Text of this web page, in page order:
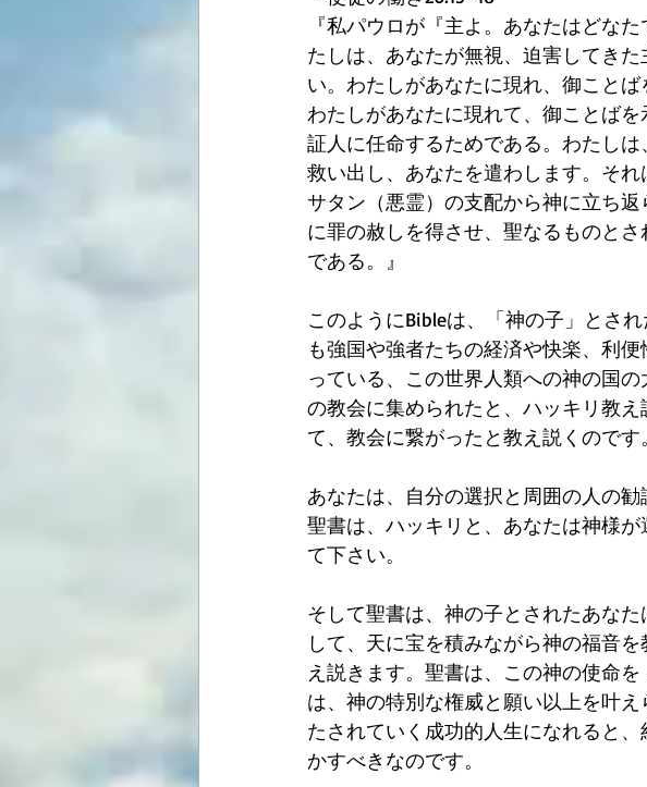
『私パウロが『主よ。あなたはどな
たしは、あなたが無視、迫害してき
い。わたしがあなたに現れ、御こと
わたしがあなたに現れて、御ことば
証人に任命するためである。わたし
救い出し、あなたを遣わします。そ
サタン（悪霊）の支配から神に立ち
に罪の赦しを得させ、聖なるものと
である。』
このようにBibleは、「神の子」とさ
も強国や強者たちの経済や快楽、利
っている、この世界人類への神の国
の教会に集められたと、ハッキリ教
て、教会に繋がったと教え説くのです。
あなたは、自分の選択と周囲の人の
聖書は、ハッキリと、あなたは神様
て下さい。
そして聖書は、神の子とされたあな
して、天に宝を積みながら神の福音
え説きます。聖書は、この神の使命
は、神の特別な権威と願い以上を叶
たされていく成功的人生になれると
かすべきなのです。